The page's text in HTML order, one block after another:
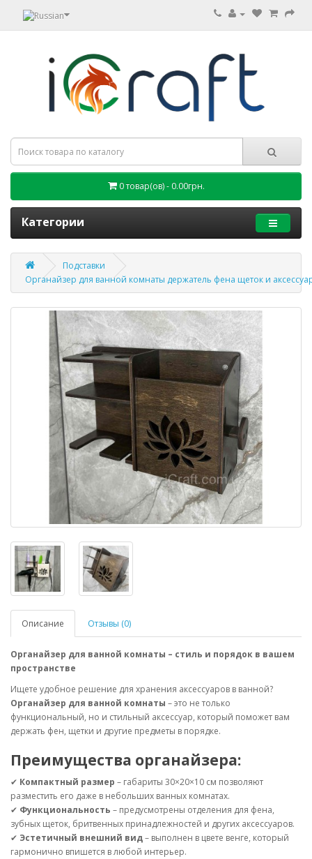
0 товар(ов) - 0.00грн.
Категории
Подставки
Органайзер для ванной комнаты держатель фена щеток и
Описание Отзывы (0)
Органайзер для ванной комнаты – стиль и порядок в вашем
пространстве
Ищете удобное решение для хранения аксессуаров в ванной?
Органайзер для ванной комнаты – это не только
функциональный, но и стильный аксессуар, который поможет вам
держать фен, щетки и другие предметы в порядке.
Преимущества органайзера:
✔ Компактный размер – габариты 30×20×10 см позволяют
разместить его даже в небольших ванных комнатах.
✔ Функциональность – предусмотрены отделения для фена,
зубных щеток, бритвенных принадлежностей и других аксессуаров.
✔ Эстетичный внешний вид– выполнен в цвете венге, который
гармонично впишется в любой интерьер.